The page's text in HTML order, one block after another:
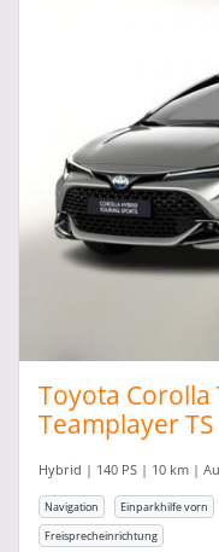
Toyota
Teamplayer
Hybrid | 140 PS | 10 km |
Navigation Einparkhilfe vorn
Freisprecheinrichtung